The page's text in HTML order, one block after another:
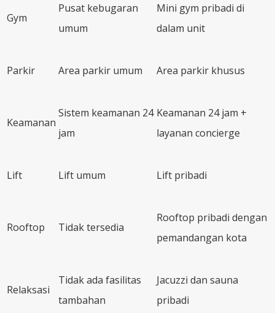
Gym
Pusat kebugaran
umum
Mini gym pribadi di
dalam unit
Parkir Area parkir umum Area parkir khusus
Keamanan
Sistem keamanan 24
jam
Keamanan 24 jam +
layanan concierge
Lift Lift umum Lift pribadi
Rooftop Tidak tersedia
Rooftop pribadi dengan
pemandangan kota
Relaksasi
Tidak ada fasilitas
tambahan
Jacuzzi dan sauna
pribadi